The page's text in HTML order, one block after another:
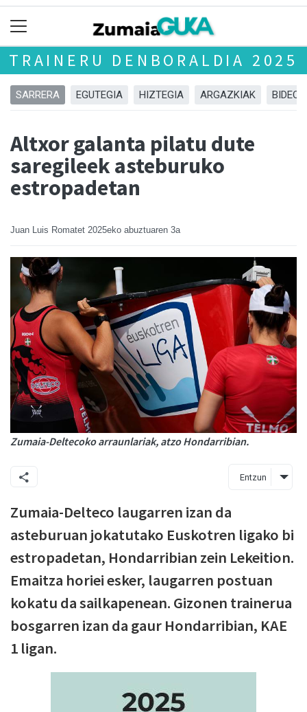
TRAINERU DENBORALDIA 2025
SARRERA EGUTEGIA HIZTEGIA ARGAZKIAK
Altxor galanta pilatu dute
saregileek asteburuko
estropadetan
Juan Luis Romatet 2025eko abuztuaren 3a
Zumaia-Deltecoko arraunlariak, atzo Hondarribian.
Entzun
Zumaia-Delteco laugarren izan da
asteburuan jokatutako Euskotren ligako bi
estropadetan, Hondarribian zein Lekeition.
Emaitza horiei esker, laugarren postuan
kokatu da sailkapenean. Gizonen trainerua
bosgarren izan da gaur Hondarribian, KAE
1 ligan.